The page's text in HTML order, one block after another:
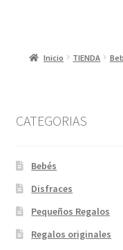
Inicio TIENDA
CATEGORIAS
Bebés
Disfraces
Pequeños Regalos
Regalos originales